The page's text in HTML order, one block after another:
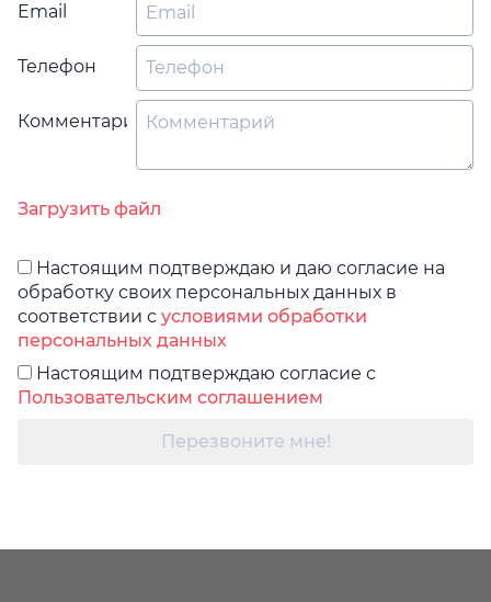
Email
Телефон
Комментарий
Загрузить файл
Настоящим подтверждаю и даю согласие на
обработку своих персональных данных в
соответствии с условиями обработки
персональных данных
Настоящим подтверждаю согласие с
Пользовательским соглашением
Перезвоните мне!